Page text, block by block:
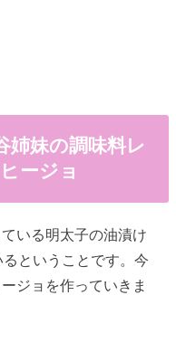
姉妹の調味料レ
ージョ
いる明太子の油漬け
ということです。今
ジョを作っていきま